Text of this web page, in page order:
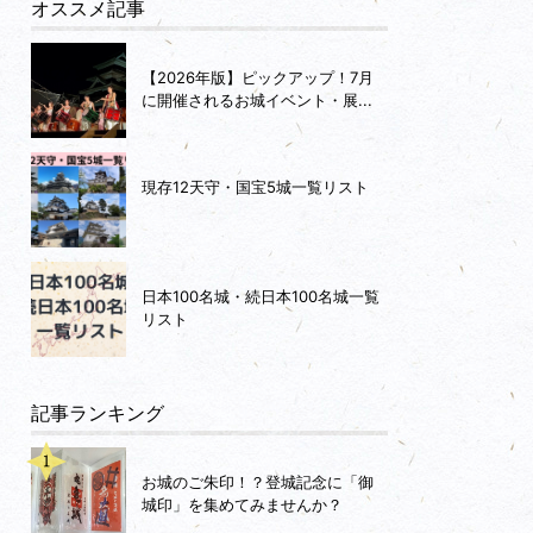
オススメ記事
【2026年版】ピックアップ！7月
に開催されるお城イベント・展...
現存12天守・国宝5城一覧リスト
日本100名城・続日本100名城一覧
リスト
記事ランキング
お城のご朱印！？登城記念に「御
城印」を集めてみませんか？